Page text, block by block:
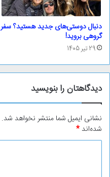
دنبال دوستی‌های جدید هستید؟ سفر
گروهی بروید!
29 تیر 1405
دیدگاهتان را بنویسید
نشانی ایمیل شما منتشر نخواهد شد.
شده‌اند*